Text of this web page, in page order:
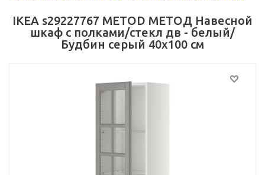
IKEA s29227767 METOD МЕТОД Навесной
шкаф с полками/стекл дв - белый/
Будбин серый 40x100 см